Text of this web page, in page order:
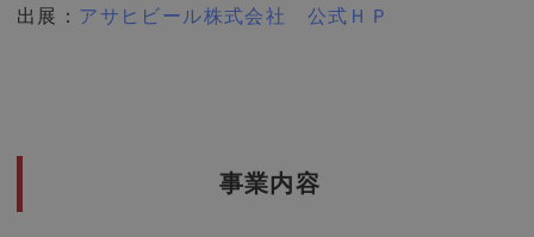
出展： アサヒビール株式会社 公式ＨＰ
事業内容